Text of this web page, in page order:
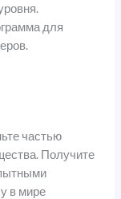
для
частью
Получите
в мире